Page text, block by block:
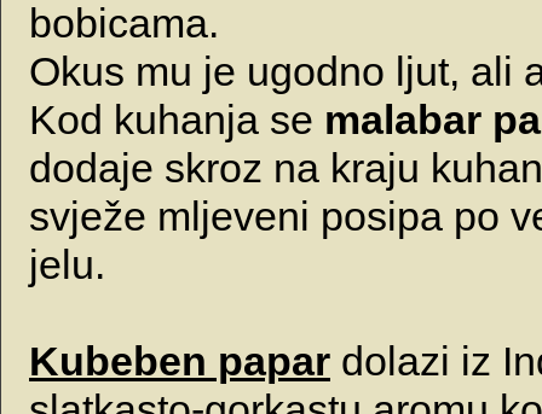
bobicama.
Okus mu je ugodno ljut, ali
Kod kuhanja se malabar
dodaje skroz na kraju
svježe mljeveni posipa po
jelu.
Kubeben papar dolazi iz